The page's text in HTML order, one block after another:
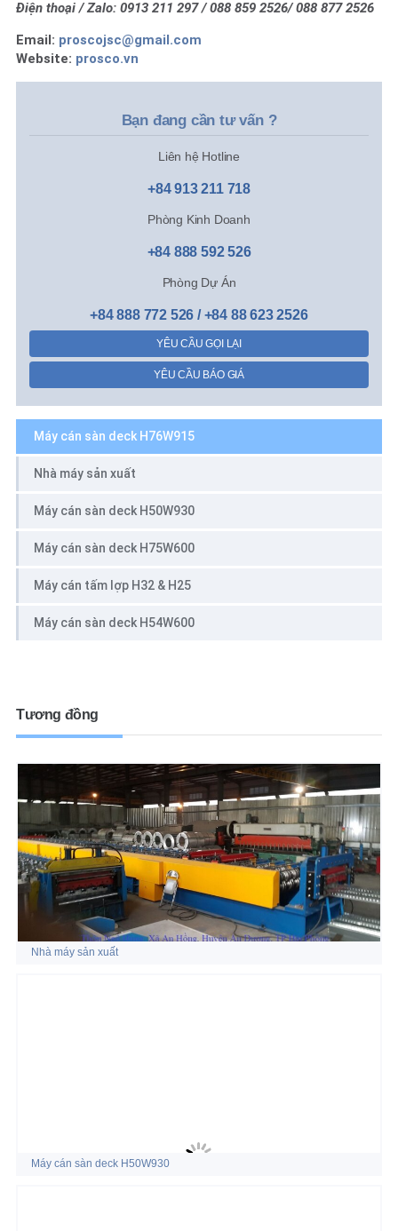
Điện thoại / Zalo: 0913 211 297 / 088 859 2526/ 088 877 2526
Email: proscojsc@gmail.com
Website: prosco.vn
Bạn đang cần tư vấn ?
Liên hệ Hotline
+84 913 211 718
Phòng Kinh Doanh
+84 888 592 526
Phòng Dự Án
+84 888 772 526 / +84 88 623 2526
YÊU CẦU GỌI LẠI
YÊU CẦU BÁO GIÁ
Máy cán sàn deck H76W915
Nhà máy sản xuất
Máy cán sàn deck H50W930
Máy cán sàn deck H75W600
Máy cán tấm lợp H32 & H25
Máy cán sàn deck H54W600
Tương đồng
Nhà máy sản xuất
Máy cán sàn deck H50W930